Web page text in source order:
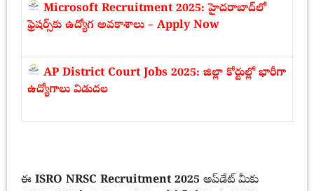
Microsoft Recruitment 2025: హైదరాబాద్‌లో
ఫ్రెషర్స్‌కు ఉద్యోగ అవకాశాలు – Apply Now
AP District Court Jobs 2025: జిల్లా కోర్టుల్లో భారీగా
ఉద్యోగాలు విడుదల
ఈ ISRO NRSC Recruitment 2025 అప్‌డేట్ మీకు